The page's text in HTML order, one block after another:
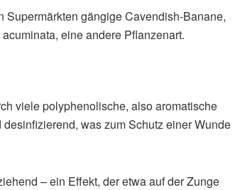
gängige Cavendish-Banane,
eine andere Pflanzenart.
viele polyphenolische, also aromatische
was zum Schutz einer Wunde
– ein Effekt, der etwa auf der Zunge